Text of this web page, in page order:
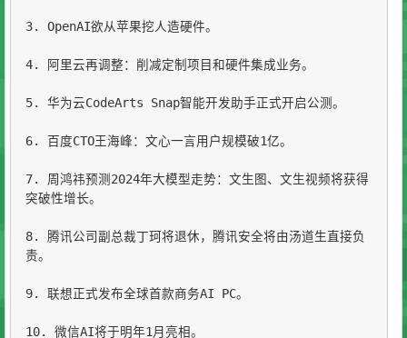
3. OpenAI欲从苹果挖人造硬件。
4. 阿里云再调整：削减定制项目和硬件集成业务。
5. 华为云CodeArts Snap智能开发助手正式开启公测。
6. 百度CTO王海峰：文心一言用户规模破1亿。
7. 周鸿祎预测2024年大模型走势：文生图、文生视频将获得
突破性增长。
8. 腾讯公司副总裁丁珂将退休，腾讯安全将由汤道生直接负
责。
9. 联想正式发布全球首款商务AI PC。
10. 微信AI将于明年1月亮相。